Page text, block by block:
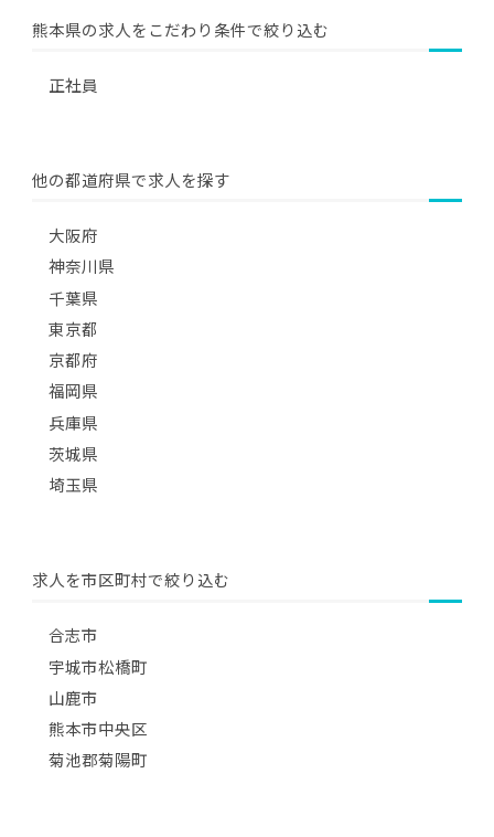
熊本県の求人をこだわり条件で絞り込む
正社員
他の都道府県で求人を探す
大阪府
神奈川県
千葉県
東京都
京都府
福岡県
兵庫県
茨城県
埼玉県
求人を市区町村で絞り込む
合志市
宇城市松橋町
山鹿市
熊本市中央区
菊池郡菊陽町